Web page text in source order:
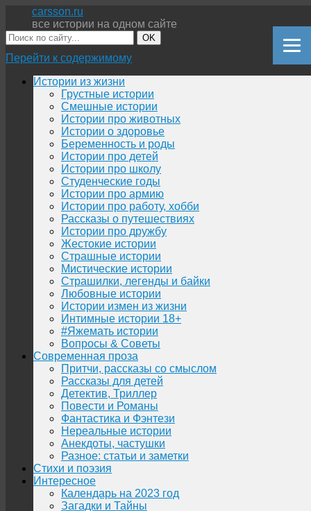
carsson.ru
все истории на одном сайте
OK
Перейти к содержимому
Истории из жизни
Грустные истории
Смешные истории
Истории про животных
Истории о здоровье
Беременность и роды
Истории про детей
Истории про школу
Студенческие годы
Истории про армию
Истории про работу, хобби
Рассказы о путешествиях
Истории про дружбу
Жестокие истории
Страшные истории
Мистические истории
Страшилки, легенды и байки
Любовные истории
Истории измен из жизни
Интимные истории 18+
#Яжемать истории
Вопросы & Советы
Современная проза
Притчи, рассказы со смыслом
Рассказы для детей
Детектив, Триллер
Повести и Романы
Фантастика и Фэнтези
Нереальные истории
Анекдоты, частушки
Разное: статьи и заметки
Стихи и поэзия
Интересное
Календарь на 2023 год
Загадки и Тайны